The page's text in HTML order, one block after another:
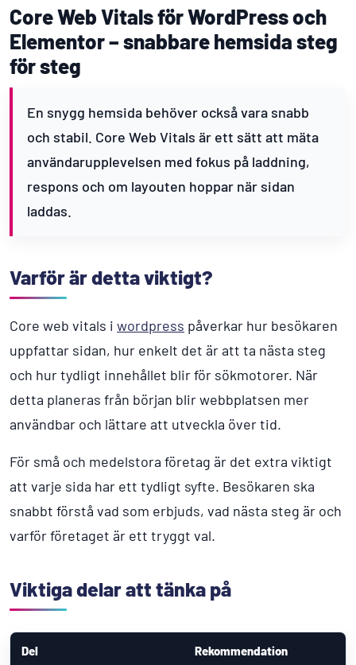
Core Web Vitals för WordPress och
Elementor – snabbare hemsida steg
för steg
En snygg hemsida behöver också vara snabb
och stabil. Core Web Vitals är ett sätt att mäta
användarupplevelsen med fokus på laddning,
respons och om layouten hoppar när sidan
laddas.
Varför är detta viktigt?
Core web vitals i wordpress påverkar hur besökaren
uppfattar sidan, hur enkelt det är att ta nästa steg
och hur tydligt innehållet blir för sökmotorer. När
detta planeras från början blir webbplatsen mer
användbar och lättare att utveckla över tid.
För små och medelstora företag är det extra viktigt
att varje sida har ett tydligt syfte. Besökaren ska
snabbt förstå vad som erbjuds, vad nästa steg är och
varför företaget är ett tryggt val.
Viktiga delar att tänka på
Del Rekommendation